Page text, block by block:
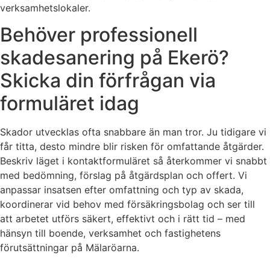
verksamhetslokaler.
Behöver professionell
skadesanering på Ekerö?
Skicka din förfrågan via
formuläret idag
Skador utvecklas ofta snabbare än man tror. Ju tidigare vi
får titta, desto mindre blir risken för omfattande åtgärder.
Beskriv läget i kontaktformuläret så återkommer vi snabbt
med bedömning, förslag på åtgärdsplan och offert. Vi
anpassar insatsen efter omfattning och typ av skada,
koordinerar vid behov med försäkringsbolag och ser till
att arbetet utförs säkert, effektivt och i rätt tid – med
hänsyn till boende, verksamhet och fastighetens
förutsättningar på Mälaröarna.